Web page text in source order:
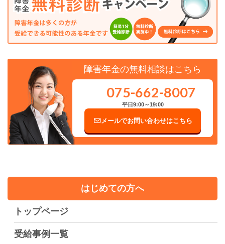
はじめての方へ
トップページ
受給事例一覧
障害年金の無料相談はこちら
075-662-8007
平日9:00～19:00
メールでお問い合わせはこちら